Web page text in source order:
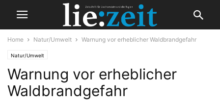
Home Natur/Umwelt Warnung vor erheblicher Waldbrandgefahr
Natur/Umwelt
Warnung vor erheblicher
Waldbrandgefahr